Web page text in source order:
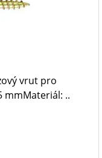
vrut pro
mmMateriál: ..